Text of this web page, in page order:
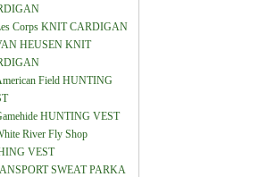
Corps KNIT CARDIGAN
HEUSEN KNIT
Field HUNTING
HUNTING VEST
River Fly Shop
VEST
SWEAT PARKA